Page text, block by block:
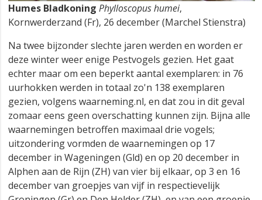
Humes Bladkoning Phylloscopus humei,
Kornwerderzand (Fr), 26 december (Marchel Stienstra)
Na twee bijzonder slechte jaren werden en worden er
deze winter weer enige Pestvogels gezien. Het gaat
echter maar om een beperkt aantal exemplaren: in 76
uurhokken werden in totaal zo'n 138 exemplaren
gezien, volgens waarneming.nl, en dat zou in dit geval
zomaar eens geen overschatting kunnen zijn. Bijna alle
waarnemingen betroffen maximaal drie vogels;
uitzondering vormden de waarnemingen op 17
december in Wageningen (Gld) en op 20 december in
Alphen aan de Rijn (ZH) van vier bij elkaar, op 3 en 16
december van groepjes van vijf in respectievelijk